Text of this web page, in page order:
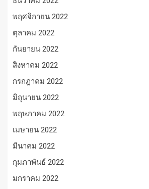
พฤศจิกายน 2022
ตุลาคม 2022
กันยายน 2022
สิงหาคม 2022
กรกฎาคม 2022
มิถุนายน 2022
พฤษภาคม 2022
เมษายน 2022
มีนาคม 2022
กุมภาพันธ์ 2022
มกราคม 2022